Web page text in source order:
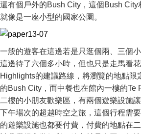
還有個戶外的Bush City，這個Bush
就像是一座小型的國家公園。
一般的遊客在這邊若是只逛個兩、三個
這邊待了六個多小時，但也只是走馬看
Highlights的建議路線，將瀏覽的地點限
的Bush City，而中餐也在館內一樓的Te
二樓的小朋友歡樂區，有兩個遊樂設施
下午場次的超越時空之旅，這個行程需
的遊樂設施也都要付費，付費的地點在